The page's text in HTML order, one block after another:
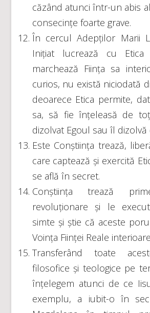
căzând atunci într-un abis
consecințe foarte grave.
În cercul Adepților Marii
Inițiat lucrează cu
marchează Ființa sa
curios, nu există niciodată
deoarece Etica permite,
sa, să fie înțeleasă de
dizolvat Egoul sau îl dizolvă
Este Conștiința trează,
care captează și exercită
se află în secret.
Conștiința trează
revoluționare și le
simte și știe că aceste
Voința Ființei Reale
Transferând toate
filosofice și teologice pe
înțelegem atunci de ce
exemplu, a iubit-o în